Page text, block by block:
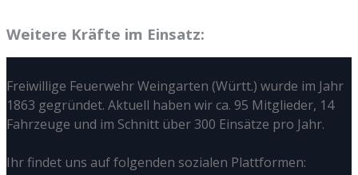
Weitere Kräfte im Einsatz:
Freiwillige Feuerwehr Weingarten (Württ.) wurde im Jahr
1863 gegründet. Aktuell haben wir ca. 95 Mitglieder, 14
Fahrzeuge und im Schnitt über 300 Einsätze pro Jahr.
Ihr findet uns auf folgenden sozialen Plattformen: